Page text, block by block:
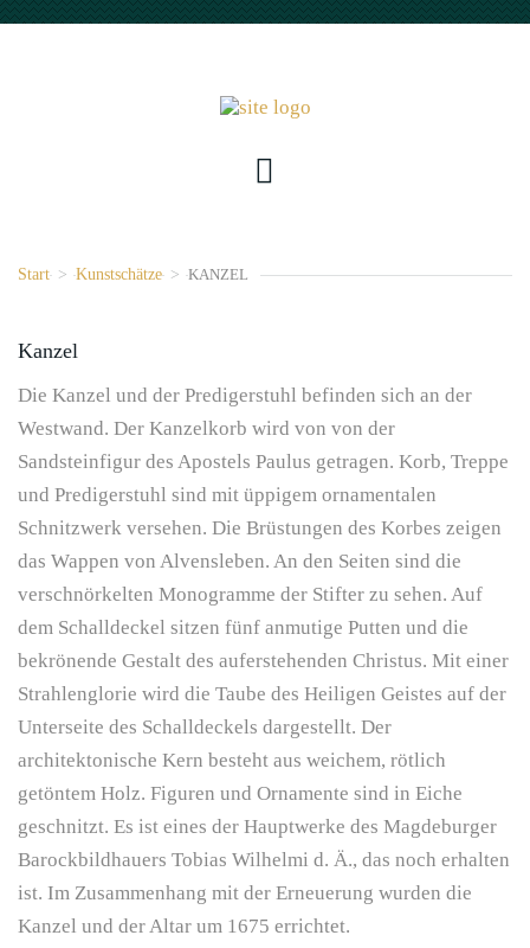
Start > Kunstschätze > KANZEL
Kanzel
Die Kanzel und der Predigerstuhl befinden sich an der
Westwand. Der Kanzelkorb wird von von der
Sandsteinfigur des Apostels Paulus getragen. Korb, Treppe
und Predigerstuhl sind mit üppigem ornamentalen
Schnitzwerk versehen. Die Brüstungen des Korbes zeigen
das Wappen von Alvensleben. An den Seiten sind die
verschnörkelten Monogramme der Stifter zu sehen. Auf
dem Schalldeckel sitzen fünf anmutige Putten und die
bekrönende Gestalt des auferstehenden Christus. Mit einer
Strahlenglorie wird die Taube des Heiligen Geistes auf der
Unterseite des Schalldeckels dargestellt. Der
architektonische Kern besteht aus weichem, rötlich
getöntem Holz. Figuren und Ornamente sind in Eiche
geschnitzt. Es ist eines der Hauptwerke des Magdeburger
Barockbildhauers Tobias Wilhelmi d. Ä., das noch erhalten
ist. Im Zusammenhang mit der Erneuerung wurden die
Kanzel und der Altar um 1675 errichtet.